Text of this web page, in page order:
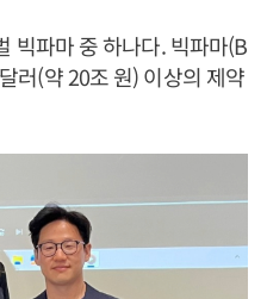
빅파마 중 하나다. 빅파마(B
러(약 20조 원) 이상의 제약